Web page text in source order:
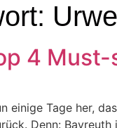
4
einige Tage her,
Denn: